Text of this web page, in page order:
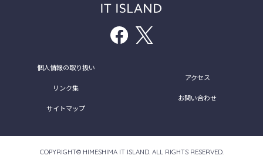
個人情報の取り扱い
リンク集
サイトマップ
アクセス
お問い合わせ
COPYRIGHT©︎ HIMESHIMA IT ISLAND. ALL RIGHTS RESERVED.